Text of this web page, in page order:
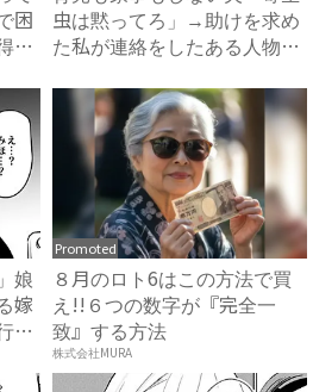
困
た
虫は黙ってろ」→助けを求め
た私が連絡をしたある人物と
娘
嫁
動
Promoted
８月のロト6はこの方法で買
え!!６つの数字が『完全一
致』する方法
株式会社MURA